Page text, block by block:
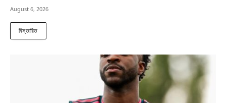
August 6, 2026
বিস্তারিত